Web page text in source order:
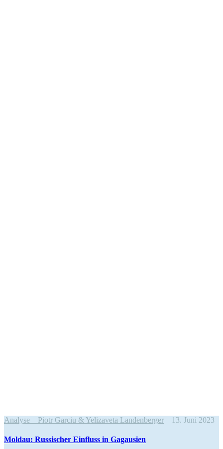
Analyse Piotr Garciu & Yelizaveta Landenberger 13. Juni 2023
Moldau: Russi­scher Einfluss in Gagausien